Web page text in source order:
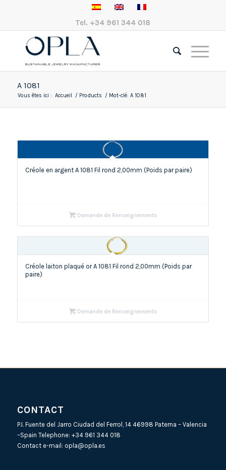
Tel. +34 961 344 018
A 1081
Vous êtes ici : Accueil / Products / Mot-clé: A 1081
Créole en argent A 1081 Fil rond 2,00mm (Poids par paire)
Demande de Renseignements
Créole laiton plaqué or A 1081 Fil rond 2,00mm (Poids par
paire)
Demande de Renseignements
CONTACT
P.I. Fuente del Jarro Ciudad del Ferrol, 14 46998 Paterna – Valencia
–Spain Telephone: +34 961 344 018
Contact e-mail: opla@opla.es